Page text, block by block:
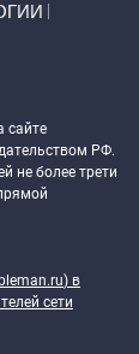
сайте
РФ.
не более трети
) в
сети